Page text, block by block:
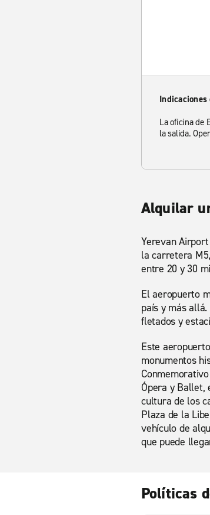
La oficina de
la salida.
Alquilar
Yerevan
la carretera
entre 20 y 30
El aeropuerto
país y más
fletados y
Este
monumentos
Ópera y Ballet,
cultura de los
Plaza de la
vehículo de
que puede
Políticas